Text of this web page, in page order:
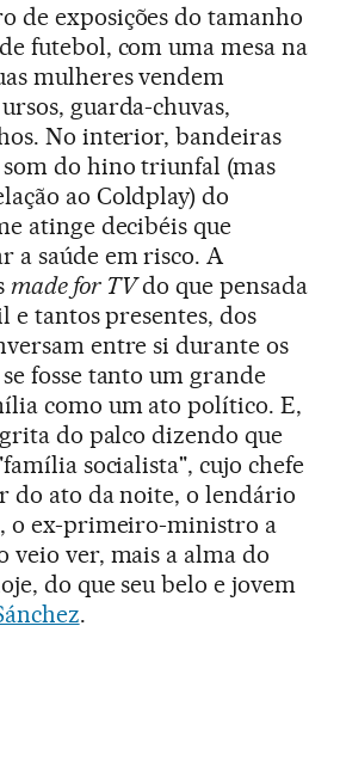
de exposições do tamanho
futebol, com uma mesa na
mulheres vendem
guarda-chuvas,
No interior, bandeiras
som do hino triunfal (mas
ao Coldplay) do
atinge decibéis que
a saúde em risco. A
made for TVdo que pensada
e tantos presentes, dos
entre si durante os
fosse tanto um grande
como um ato político. E,
do palco dizendo que
socialista", cujo chefe
do ato da noite, o lendário
, o ex-primeiro-ministro a
veio ver, mais a alma do
do que seu belo e jovem
.